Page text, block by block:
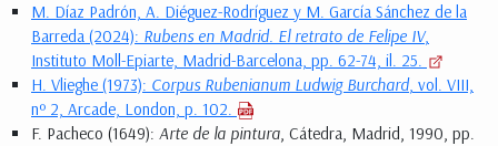
M. Díaz Padrón, A. Diéguez-Rodríguez y M. García Sánchez de la
Barreda (2024): Rubens en Madrid. El retrato de Felipe IV,
Instituto Moll-Epiarte, Madrid-Barcelona, pp. 62-74, il. 25.
H. Vlieghe (1973): Corpus Rubenianum Ludwig Burchard, vol. VIII,
nº 2, Arcade, London, p. 102.
F. Pacheco (1649): Arte de la pintura, Cátedra, Madrid, 1990, pp.